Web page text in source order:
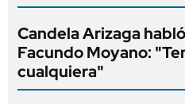
Candela Arizaga
Facundo Moyano:
cualquiera"